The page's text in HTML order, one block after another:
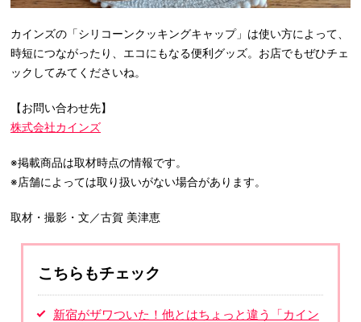
カインズの「シリコーンクッキングキャップ」は使い方によって、
時短につながったり、エコにもなる便利グッズ。お店でもぜひチェ
ックしてみてくださいね。
【お問い合わせ先】
株式会社カインズ
※掲載商品は取材時点の情報です。
※店舗によっては取り扱いがない場合があります。
取材・撮影・文／古賀 美津恵
こちらもチェック
新宿がザワついた！他とはちょっと違う「カイン